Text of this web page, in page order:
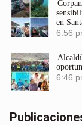
en
6:56
6:46